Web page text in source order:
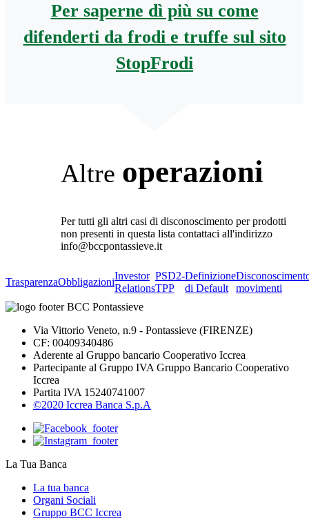
Per saperne dì più su come
difenderti da frodi e truffe sul sito
StopFrodi
Altre operazioni
Per tutti gli altri casi di disconoscimento per prodotti
non presenti in questa lista contattaci all'indirizzo
info@bccpontassieve.it
TrasparenzaObbligazioni
Investor
Relations
PSD2-
TPP
Definizione
di Default
movimenti
Via Vittorio Veneto, n.9 - Pontassieve (FIRENZE)
CF: 00409340486
Aderente al Gruppo bancario Cooperativo Iccrea
Partecipante al Gruppo IVA Gruppo Bancario Cooperativo
Iccrea
Partita IVA 15240741007
©2020 Iccrea Banca S.p.A
La Tua Banca
La tua banca
Organi Sociali
Gruppo BCC Iccrea